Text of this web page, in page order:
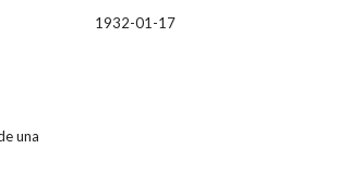
1932-01-17
una